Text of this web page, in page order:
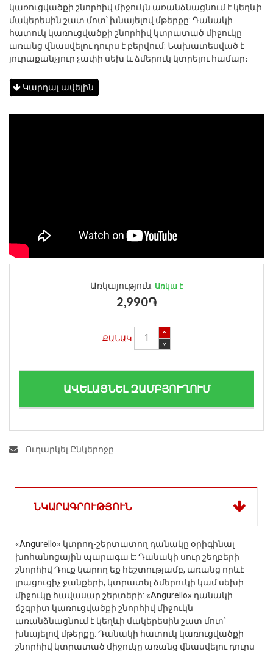
կառուցվածքի շնորհիվ միջուկն առանձնացնում է կեղևի
մակերեսին շատ մոտ՝ խնայելով մթերքը: Դանակի
հատուկ կառուցվածքի շնորհիվ կտրատած միջուկը
առանց վնասվելու դուրս է բերվում: Նախատեսված է
յուրաքանչյուր չափի սեխ և ձմերուկ կտրելու համար։
Կարդալ ավելին
Առկայություն: Առկա է
2,990֏
ՔԱՆԱԿ
ԱՎԵԼԱՑՆԵԼ ԶԱՄԲՅՈՒՂՈՒՄ
Ուղարկել Ընկերոջը
ՆԿԱՐԱԳՐՈՒԹՅՈՒՆ
«Angurello» կտրող-շերտատող դանակը օրիգինալ
խոհանոցային պարագա է: Դանակի սուր շեղբերի
շնորհիվ Դուք կարող եք հեշտությամբ, առանց որևէ
լրացուցիչ ջանքերի, կտրատել ձմերուկի կամ սեխի
միջուկը հավասար շերտերի: «Angurello» դանակի
ճշգրիտ կառուցվածքի շնորհիվ միջուկն
առանձնացնում է կեղևի մակերեսին շատ մոտ՝
խնայելով մթերքը: Դանակի հատուկ կառուցվածքի
շնորհիվ կտրատած միջուկը առանց վնասվելու դուրս